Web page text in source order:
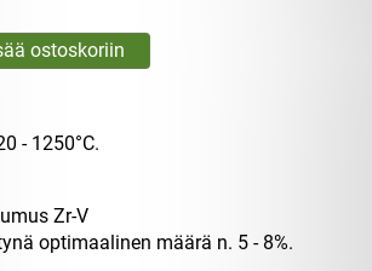
- 1250°C.
Zr-V
optimaalinen määrä n. 5 - 8%.